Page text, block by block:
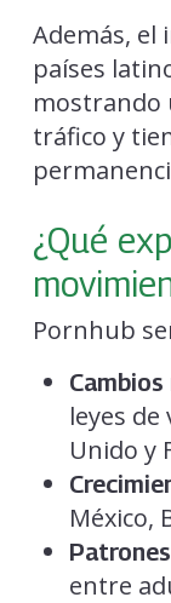
Además, el
países
mostrando
tráfico y
¿Qué
Pornhub
leyes de
Unido y
México,
entre